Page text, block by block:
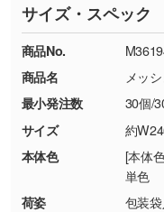
す。→詳しく見る
・コーポレートカ
刷色にこだわり
DIC・PANTONE
現物支給による
しく見る
・背景がある画
※詳しくは「商品
ください。
【返品・交換が
・お客様の元で商
商品が破損した
・商品到着後7日
・お客様のご都
品・色・数量な
TEL：0422-29-
18:00(土日祝日除
お問い合わせフォ
サイズ・スペック
商品No.
商品名
メッ
最小発注数
30個/
サイズ
約
本体色
[本体
単色
荷姿
包装袋